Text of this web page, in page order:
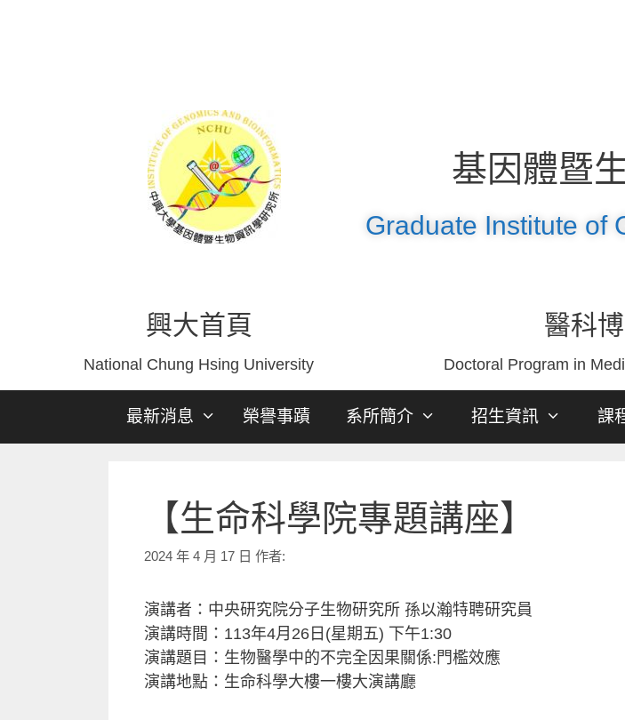
基因體暨
Graduate Institute of
興大首頁
National Chung Hsing University
醫科
Doctoral Program in
最新消息 榮譽事蹟 系所簡介 招生資訊 課
【生命科學院專題講座】
2024 年 4 月 17 日 作者:
演講者：中央研究院分子生物研究所 孫以瀚特聘研究員
演講時間：113年4月26日(星期五) 下午1:30
演講題目：生物醫學中的不完全因果關係:門檻效應
演講地點：生命科學大樓一樓大演講廳